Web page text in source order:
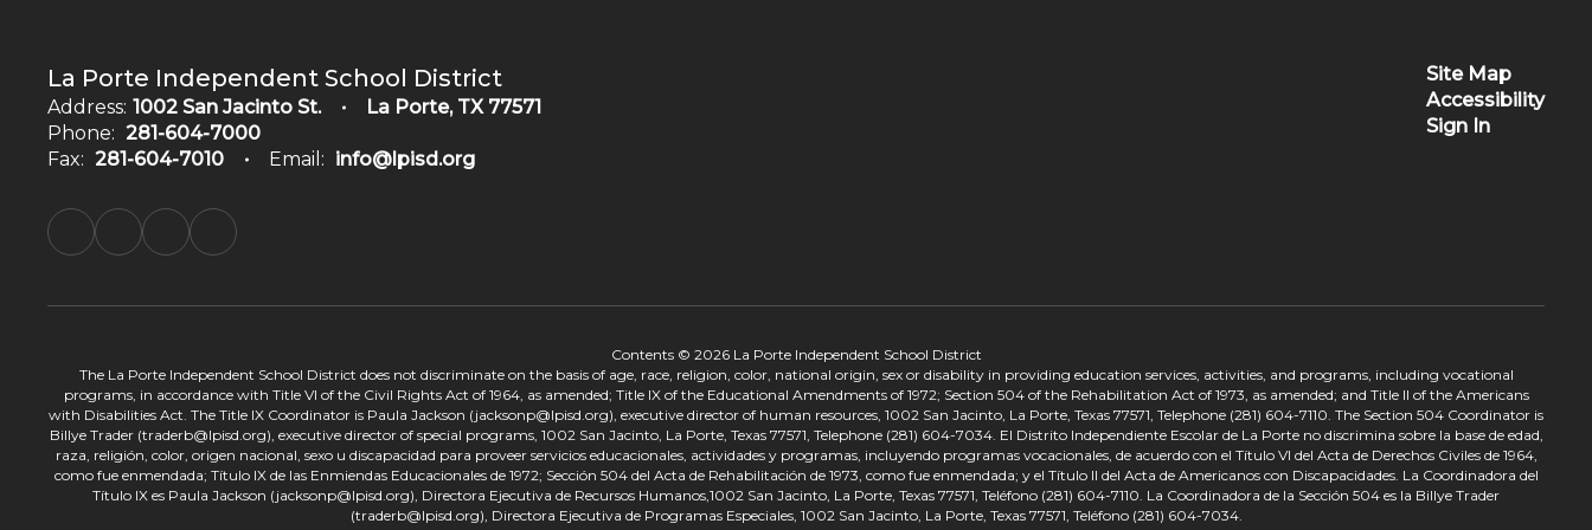
La Porte Independent School District
Address: 1002 San Jacinto St.
La Porte, TX 77571
Phone: 281-604-7000
Fax: 281-604-7010 Email: info@lpisd.org
Site Map
Accessibility
Sign In
Contents © 2026 La Porte Independent School District
The La Porte Independent School District does not discriminate on the basis of age, race, religion, color, national origin, sex or disability in providing education services, activities, and programs, including vocational
programs, in accordance with Title VI of the Civil Rights Act of 1964, as amended; Title IX of the Educational Amendments of 1972; Section 504 of the Rehabilitation Act of 1973, as amended; and Title II of the Americans
with Disabilities Act. The Title IX Coordinator is Paula Jackson (jacksonp@lpisd.org), executive director of human resources, 1002 San Jacinto, La Porte, Texas 77571, Telephone (281) 604-7110. The Section 504 Coordinator is
Billye Trader (traderb@lpisd.org), executive director of special programs, 1002 San Jacinto, La Porte, Texas 77571, Telephone (281) 604-7034. El Distrito Independiente Escolar de La Porte no discrimina sobre la base de edad,
raza, religión, color, origen nacional, sexo u discapacidad para proveer servicios educacionales, actividades y programas, incluyendo programas vocacionales, de acuerdo con el Título VI del Acta de Derechos Civiles de 1964,
como fue enmendada; Título IX de las Enmiendas Educacionales de 1972; Sección 504 del Acta de Rehabilitación de 1973, como fue enmendada; y el Título II del Acta de Americanos con Discapacidades. La Coordinadora del
Título IX es Paula Jackson (jacksonp@lpisd.org), Directora Ejecutiva de Recursos Humanos,1002 San Jacinto, La Porte, Texas 77571, Teléfono (281) 604-7110. La Coordinadora de la Sección 504 es la Billye Trader
(traderb@lpisd.org), Directora Ejecutiva de Programas Especiales, 1002 San Jacinto, La Porte, Texas 77571, Teléfono (281) 604-7034.